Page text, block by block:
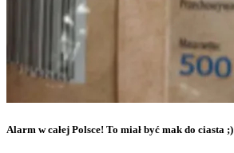
Alarm w całej Polsce! To miał być mak do ciasta ;)